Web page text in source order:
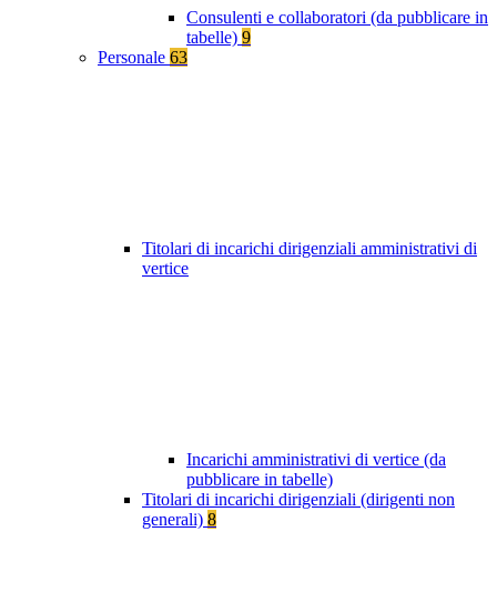
Consulenti e collaboratori (da pubblicare in
tabelle) 9
Personale 63
Titolari di incarichi dirigenziali amministrativi di
vertice
Incarichi amministrativi di vertice (da
pubblicare in tabelle)
Titolari di incarichi dirigenziali (dirigenti non
generali) 8